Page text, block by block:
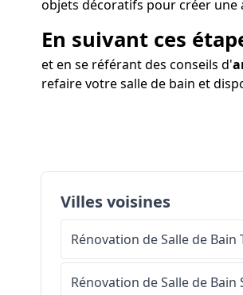
objets décoratifs pour créer une
En suivant ces
et en se référant des conseils d'
refaire votre salle de bain et
Villes voisines
Rénovation de Salle de Bain
Rénovation de Salle de Bain